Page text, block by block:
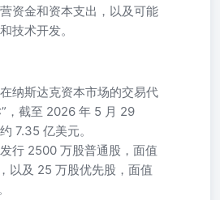
资金和资本支出，以及可能
技术开发。
纳斯达克资本市场的交易代
，截至 2026 年 5 月 29
7.35 亿美元。
行 2500 万股普通股，面值
以及 25 万股优先股，面值